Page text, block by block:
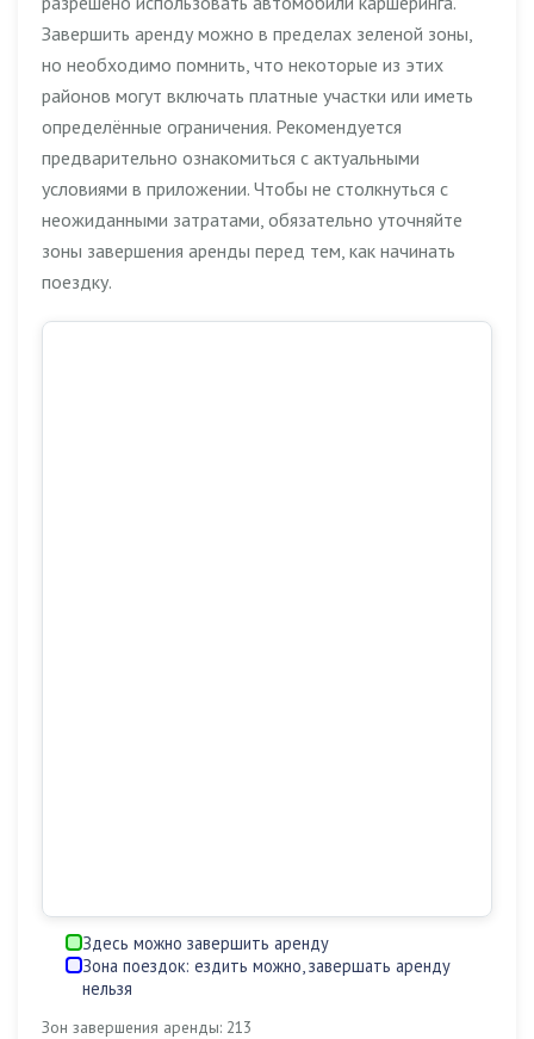
Завершить аренду можно в пределах зеленой зоны,
но необходимо помнить, что некоторые из этих
районов могут включать платные участки или иметь
определённые ограничения. Рекомендуется
предварительно ознакомиться с актуальными
условиями в приложении. Чтобы не столкнуться с
неожиданными затратами, обязательно уточняйте
зоны завершения аренды перед тем, как начинать
поездку.
Здесь можно завершить аренду
Зона поездок: ездить можно, завершать аренду
нельзя
Зон завершения аренды: 213